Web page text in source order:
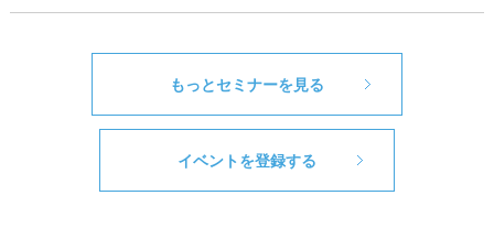
もっとセミナーを見る
イベントを登録する